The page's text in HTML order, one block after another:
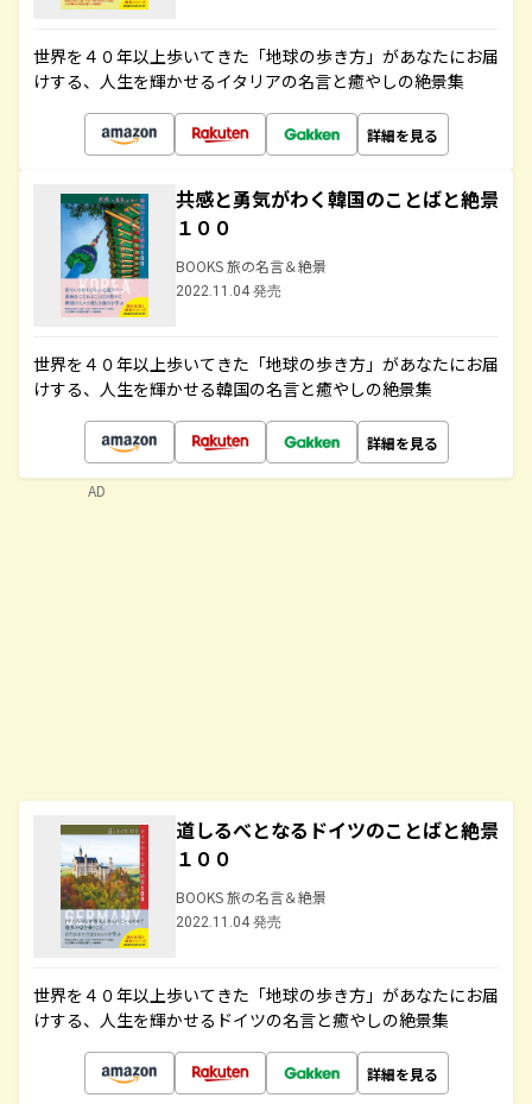
世界を４０年以上歩いてきた「地球の歩き方」があなたにお届
けする、人生を輝かせるイタリアの名言と癒やしの絶景集
詳細を見る
共感と勇気がわく韓国のことばと絶景
１００
BOOKS 旅の名言＆絶景
2022.11.04 発売
世界を４０年以上歩いてきた「地球の歩き方」があなたにお届
けする、人生を輝かせる韓国の名言と癒やしの絶景集
詳細を見る
道しるべとなるドイツのことばと絶景
１００
BOOKS 旅の名言＆絶景
2022.11.04 発売
世界を４０年以上歩いてきた「地球の歩き方」があなたにお届
けする、人生を輝かせるドイツの名言と癒やしの絶景集
詳細を見る
AD